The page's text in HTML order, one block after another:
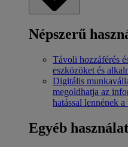
Népszerű
Távoli hozzáférés
eszközöket és
Digitális
megoldhatja az
hatással lennének
Egyéb